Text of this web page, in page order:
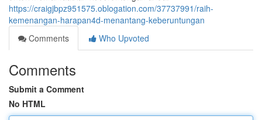
https://craigjbpz951575.oblogation.com/37737991/raih-
kemenangan-harapan4d-menantang-keberuntungan
Comments
Who Upvoted
Comments
Submit a Comment
No HTML